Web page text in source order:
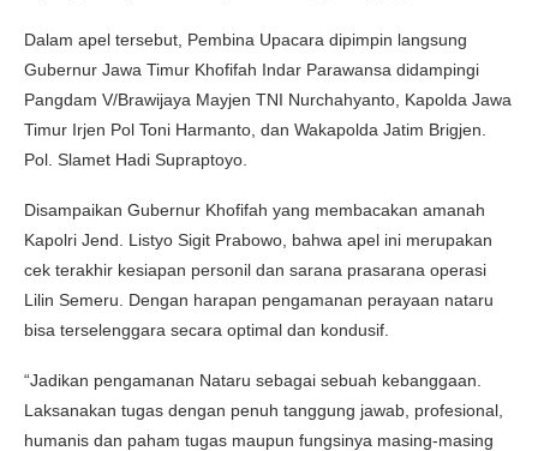
Dalam apel tersebut, Pembina Upacara dipimpin langsung
Gubernur Jawa Timur Khofifah Indar Parawansa didampingi
Pangdam V/Brawijaya Mayjen TNI Nurchahyanto, Kapolda Jawa
Timur Irjen Pol Toni Harmanto, dan Wakapolda Jatim Brigjen.
Pol. Slamet Hadi Supraptoyo.
Disampaikan Gubernur Khofifah yang membacakan amanah
Kapolri Jend. Listyo Sigit Prabowo, bahwa apel ini merupakan
cek terakhir kesiapan personil dan sarana prasarana operasi
Lilin Semeru. Dengan harapan pengamanan perayaan nataru
bisa terselenggara secara optimal dan kondusif.
“Jadikan pengamanan Nataru sebagai sebuah kebanggaan.
Laksanakan tugas dengan penuh tanggung jawab, profesional,
humanis dan paham tugas maupun fungsinya masing-masing